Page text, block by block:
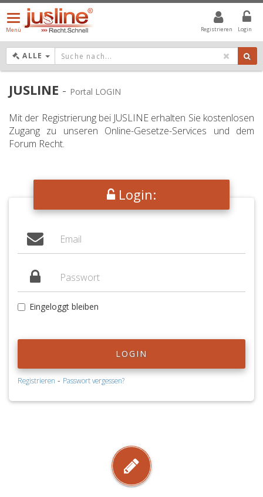
Registrieren Login
Menü
öffnen/schließen
Menü
ALLE DROPDOWN: GEWÄHLTER WERT IST ALLE
JUSLINE - Portal LOGIN
Mit der Registrierung bei JUSLINE erhalten Sie kostenlosen
Zugang zu unseren Online-Gesetze-Services und dem
Forum Recht.
Login:
Eingeloggt bleiben
LOGIN
Registrieren - Passwort vergessen?